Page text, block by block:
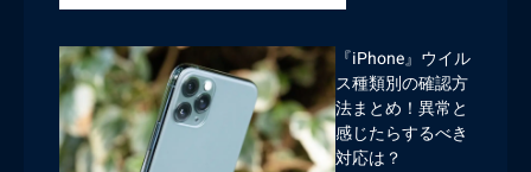
『iPhone』ウイル
ス種類別の確認方
法まとめ！異常と
感じたらするべき
対応は？